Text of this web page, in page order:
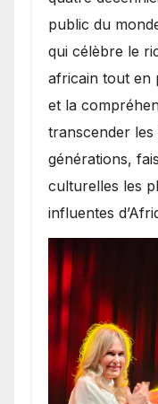
public du
qui célèbre le
africain tout en
et la
transcender
générations,
culturelles les
influentes